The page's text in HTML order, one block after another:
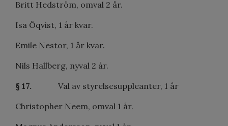
Britt Hedström, omval 2 år.
Isa Öqvist, 1 år kvar.
Emile Nestor, 1 år kvar.
Nils Hallberg, nyval 2 år.
§ 17.
Val av styrelsesuppleanter, 1 år
Christopher Neem, omval 1 år.